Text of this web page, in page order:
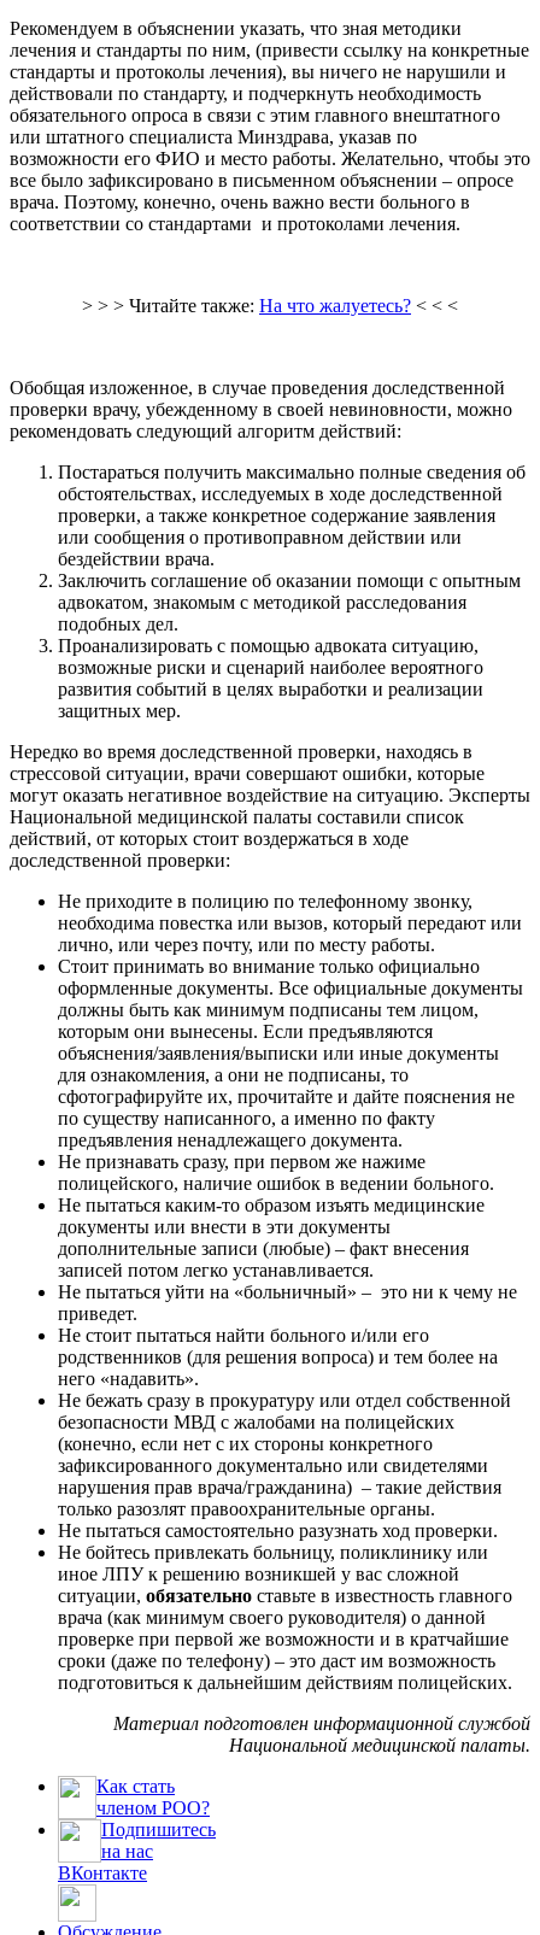
Рекомендуем в объяснении указать, что зная методики
лечения и стандарты по ним, (привести ссылку на конкретные
стандарты и протоколы лечения), вы ничего не нарушили и
действовали по стандарту, и подчеркнуть необходимость
обязательного опроса в связи с этим главного внештатного
или штатного специалиста Минздрава, указав по
возможности его ФИО и место работы. Желательно, чтобы это
все было зафиксировано в письменном объяснении – опросе
врача. Поэтому, конечно, очень важно вести больного в
соответствии со стандартами и протоколами лечения.
> > > Читайте также: На что жалуетесь? < < <
Обобщая изложенное, в случае проведения доследственной
проверки врачу, убежденному в своей невиновности, можно
рекомендовать следующий алгоритм действий:
Постараться получить максимально полные сведения об
обстоятельствах, исследуемых в ходе доследственной
проверки, а также конкретное содержание заявления
или сообщения о противоправном действии или
бездействии врача.
Заключить соглашение об оказании помощи с опытным
адвокатом, знакомым с методикой расследования
подобных дел.
Проанализировать с помощью адвоката ситуацию,
возможные риски и сценарий наиболее вероятного
развития событий в целях выработки и реализации
защитных мер.
Нередко во время доследственной проверки, находясь в
стрессовой ситуации, врачи совершают ошибки, которые
могут оказать негативное воздействие на ситуацию. Эксперты
Национальной медицинской палаты составили список
действий, от которых стоит воздержаться в ходе
доследственной проверки:
Не приходите в полицию по телефонному звонку,
необходима повестка или вызов, который передают или
лично, или через почту, или по месту работы.
Стоит принимать во внимание только официально
оформленные документы. Все официальные документы
должны быть как минимум подписаны тем лицом,
которым они вынесены. Если предъявляются
объяснения/заявления/выписки или иные документы
для ознакомления, а они не подписаны, то
сфотографируйте их, прочитайте и дайте пояснения не
по существу написанного, а именно по факту
предъявления ненадлежащего документа.
Не признавать сразу, при первом же нажиме
полицейского, наличие ошибок в ведении больного.
Не пытаться каким-то образом изъять медицинские
документы или внести в эти документы
дополнительные записи (любые) – факт внесения
записей потом легко устанавливается.
Не пытаться уйти на «больничный» – это ни к чему не
приведет.
Не стоит пытаться найти больного и/или его
родственников (для решения вопроса) и тем более на
него «надавить».
Не бежать сразу в прокуратуру или отдел собственной
безопасности МВД с жалобами на полицейских
(конечно, если нет с их стороны конкретного
зафиксированного документально или свидетелями
нарушения прав врача/гражданина) – такие действия
только разозлят правоохранительные органы.
Не пытаться самостоятельно разузнать ход проверки.
Не бойтесь привлекать больницу, поликлинику или
иное ЛПУ к решению возникшей у вас сложной
ситуации, обязательно ставьте в известность главного
врача (как минимум своего руководителя) о данной
проверке при первой же возможности и в кратчайшие
сроки (даже по телефону) – это даст им возможность
подготовиться к дальнейшим действиям полицейских.
Материал подготовлен информационной службой
Национальной медицинской палаты.
Как стать
членом РОО?
Подпишитесь
на нас
ВКонтакте